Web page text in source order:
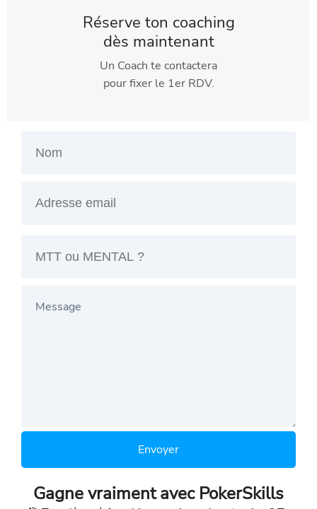
Réserve ton coaching
dès maintenant
Un Coach te contactera
pour fixer le 1er RDV.
Envoyer
Gagne vraiment avec PokerSkills